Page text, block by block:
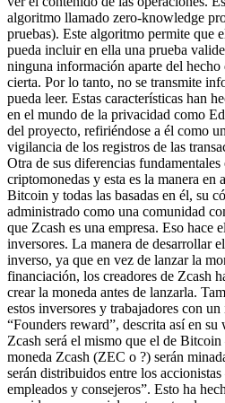
algoritmo llamado zero-knowledge
pruebas). Este algoritmo permite que
pueda incluir en ella una prueba
ninguna información aparte del hecho
cierta. Por lo tanto, no se transmite
pueda leer. Estas características han
en el mundo de la privacidad como
del proyecto, refiriéndose a él como
vigilancia de los registros de las
Otra de sus diferencias
criptomonedas y esta es la manera en
Bitcoin y todas las basadas en él, su
administrado como una comunidad
que Zcash es una empresa. Eso hace
inversores. La manera de desarrollar
inverso, ya que en vez de lanzar la
financiación, los creadores de Zcash
crear la moneda antes de lanzarla.
estos inversores y trabajadores con
“Founders reward”, descrita así en su
Zcash será el mismo que el de
moneda Zcash (ZEC o ?) serán
serán distribuidos entre los
empleados y consejeros”. Esto ha